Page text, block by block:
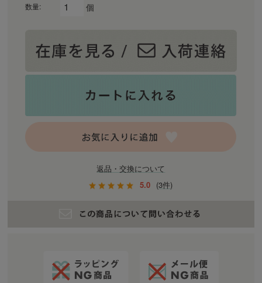
数量: 個
返品・交換について
5.0 (3件)